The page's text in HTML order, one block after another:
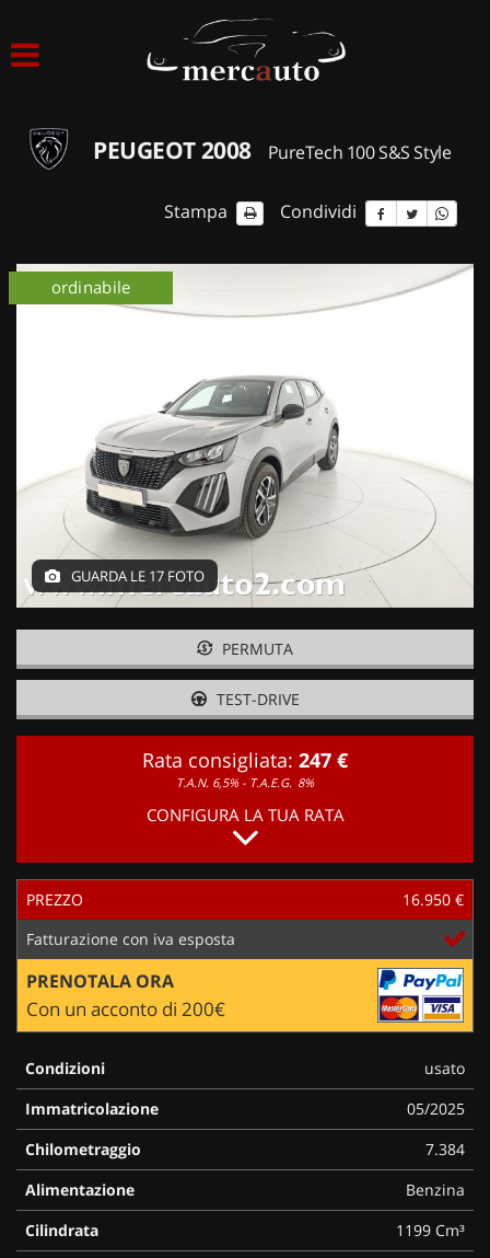
ACQUISTIAMO USATO
NOLEGGIO AUTO
NOLEGGIO BREVE TERMINE
CONTATTI
PEUGEOT 2008 PureTech 100 S&S Style
Stampa Condividi
ordinabile
GUARDA LE 17 FOTO
PERMUTA
TEST-DRIVE
Rata consigliata: 247 €
T.A.N. 6,5% - T.A.E.G. 8%
CONFIGURA LA TUA RATA
PREZZO
16.950 €
Fatturazione con iva esposta
PRENOTALA ORA
Con un acconto di 200€
Condizioni
usato
Immatricolazione
05/2025
Chilometraggio
7.384
Alimentazione
Benzina
Cilindrata
1199 Cm³